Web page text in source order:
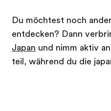
Du möchtest noch
entdecken? Dann
Japan und nimm aktiv
teil, während du die